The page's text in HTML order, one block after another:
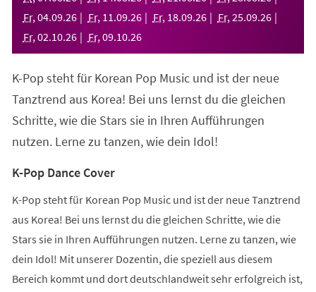
Tab)
Fr, 04.09.26 Fr, 11 .09.26 Fr, 18.09.26 Fr, 25.09.26
Fr, 02.10.26 Fr, 09.10.26
K-Pop steht für Korean Pop Music und ist der neue
Tanztrend aus Korea! Bei uns lernst du die gleichen
Schritte, wie die Stars sie in Ihren Aufführungen
nutzen. Lerne zu tanzen, wie dein Idol!
K-Pop Dance Cover
K-Pop steht für Korean Pop Music und ist der neue Tanztrend
aus Korea! Bei uns lernst du die gleichen Schritte, wie die
Stars sie in Ihren Aufführungen nutzen. Lerne zu tanzen, wie
dein Idol! Mit unserer Dozentin, die speziell aus diesem
Bereich kommt und dort deutschlandweit sehr erfolgreich ist,